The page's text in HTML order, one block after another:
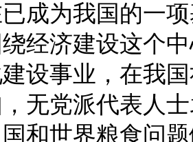
成为我国的一
经济建设这个
设事业，在我
无党派代表人
和世界粮食问